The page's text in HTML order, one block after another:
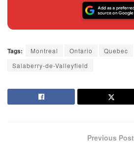
Tags: Montreal Ontario
Quebec
Salaberry-de-Valleyfield
Previous Post